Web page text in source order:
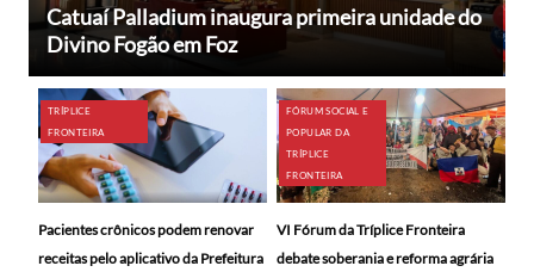
Catuaí Palladium inaugura primeira unidade do
Divino Fogão em Foz
TRÍPLICE
FRONTEIRA
Pacientes crônicos podem renovar
receitas pelo aplicativo da Prefeitura
FÓRUM SOCIAL E
POPULAR DA
TRÍPLICE
FRONTEIRA
VI Fórum da Tríplice Fronteira
debate soberania e reforma agrária